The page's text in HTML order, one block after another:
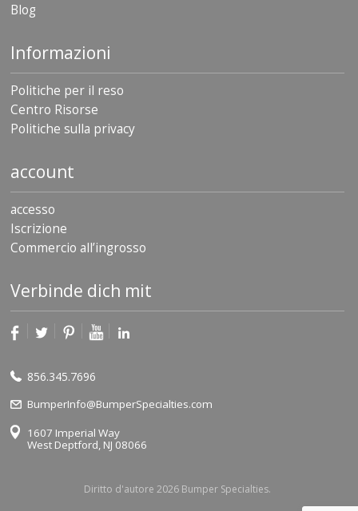
Blog
Informazioni
Politiche per il reso
Centro Risorse
Politiche sulla privacy
account
accesso
Iscrizione
Commercio all’ingrosso
Verbinde dich mit
856.345.7696
BumperInfo@BumperSpecialties.com
1607 Imperial Way
West Deptford, NJ 08066
Diritto d'autore 2026 Bumper Specialties.